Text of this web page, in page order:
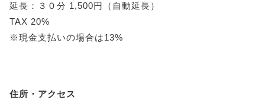
延長：３０分 1,500円（自動延長）
TAX 20%
※現金支払いの場合は13%
住所・アクセス